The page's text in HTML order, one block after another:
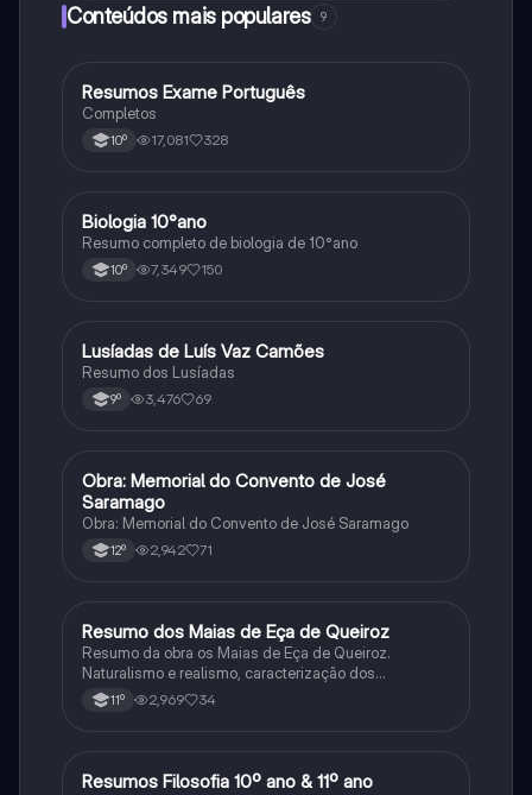
Conteúdos mais populares 9
Português
Resumos Exame Português
Completos
10º 17,081 328
Biologia
Biologia 10°ano
Resumo completo de biologia de 10°ano
10º 7,349 150
Português
Lusíadas de Luís Vaz Camões
Resumo dos Lusíadas
9º 3,476 69
Português
Obra: Memorial do Convento de José
Saramago
Obra: Memorial do Convento de José Saramago
12º 2,942 71
Português
Resumo dos Maias de Eça de Queiroz
Resumo da obra os Maias de Eça de Queiroz.
Naturalismo e realismo, caracterização dos
personagens e contexto histórico.
11º 2,969 34
Filosofia
Resumos Filosofia 10º ano & 11º ano